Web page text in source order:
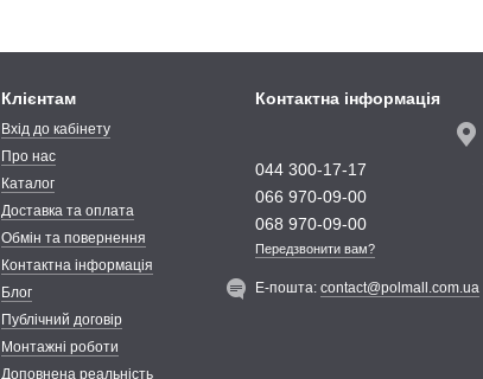
Клієнтам
Вхід до кабінету
Про нас
Каталог
Доставка та оплата
Обмін та повернення
Контактна інформація
Блог
Публічний договір
Монтажні роботи
Доповнена реальність
Контактна інформація
044 300-17-17
066 970-09-00
068 970-09-00
Передзвонити вам?
Е-пошта:contact@polmall.com.ua